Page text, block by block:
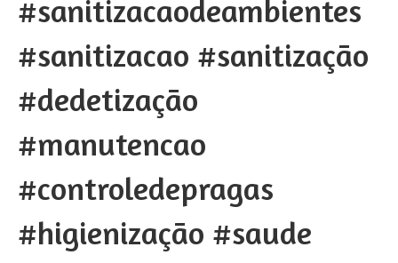
#sanitizacaodeambientes
#sanitizacao #sanitização
#dedetização
#manutencao
#controledepragas
#higienização #saude